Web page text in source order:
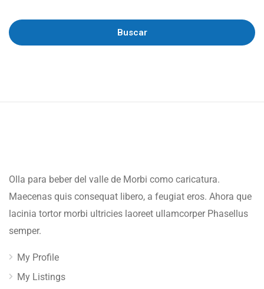
Buscar
Olla para beber del valle de Morbi como caricatura.
Maecenas quis consequat libero, a feugiat eros. Ahora que
lacinia tortor morbi ultricies laoreet ullamcorper Phasellus
semper.
My Profile
My Listings